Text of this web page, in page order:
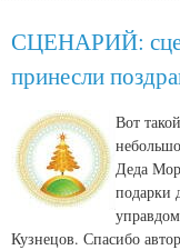
СЦЕНАРИЙ:
принесли
Вот
Деда
подарки
Кузнецов. Спасибо